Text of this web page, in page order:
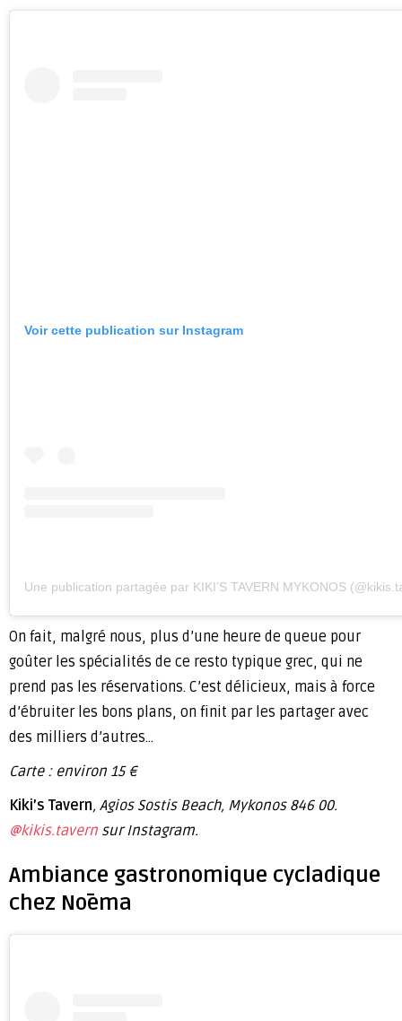
Voir cette publication sur Instagram
Une publication partagée par KIKI’S TAVERN MYKONOS
On fait, malgré nous, plus d’une heure de queue pour
goûter les spécialités de ce resto typique grec, qui ne
prend pas les réservations. C’est délicieux, mais à force
d’ébruiter les bons plans, on finit par les partager avec
des milliers d’autres…
Carte : environ 15 €
Kiki’s Tavern, Agios Sostis Beach, Mykonos 846 00.
@kikis.tavern sur Instagram.
Ambiance gastronomique cycladique
chez Nōema